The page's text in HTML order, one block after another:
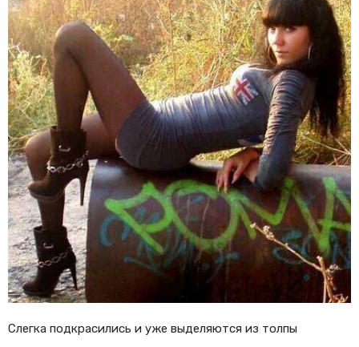
Слегка подкрасились и уже выделяются из толпы